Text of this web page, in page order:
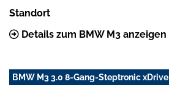
Standort
Details zum BMW M3 anzeigen
BMW M3 3.0 8-Gang-Steptronic xDrive